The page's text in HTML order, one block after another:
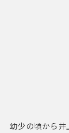
幼少の頃から井